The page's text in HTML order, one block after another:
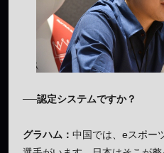
──認定システムですか？
グラハム： 中国では、eスポー